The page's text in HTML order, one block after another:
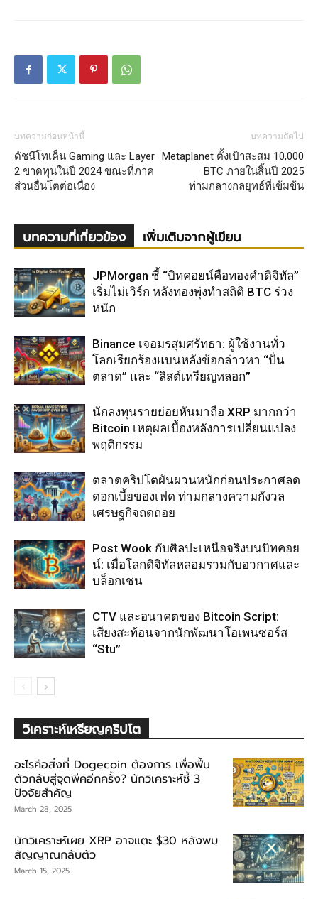
บทความก่อนหน้านี้
ดัชนีโทเค็น Gaming และ Layer
2 ขาดทุนในปี 2024 ขณะที่ภาค
ส่วนอื่นโตต่อเนื่อง
บทความถัดไป
Metaplanet ตั้งเป้าสะสม 10,000
BTC ภายในสิ้นปี 2025
ท่ามกลางกลยุทธ์ที่เข้มข้น
บทความที่เกี่ยวข้อง เพิ่มเติมจากผู้เขียน
JPMorgan ชี้ “บิทคอยน์คือทองคำดิจิทัล”
เริ่มไม่เวิร์ก หลังทองพุ่งทำสถิติ BTC ร่วง
หนัก
Binance เจอมรสุมศรัทธา: ผู้ใช้งานทั่ว
โลกเรียกร้องแบนหลังข้อกล่าวหา “ปั่น
ตลาด” และ “ลิสต์เหรียญหลอก”
นักลงทุนรายย่อยหันมาถือ XRP มากกว่า
Bitcoin เหตุผลเบื้องหลังการเปลี่ยนแปลง
พฤติกรรม
ตลาดคริปโตผันผวนหนักก่อนประกาศลด
ดอกเบี้ยของเฟด ท่ามกลางความกังวล
เศรษฐกิจถดถอย
Post Wook กับศิลปะเหนือจริงบนบิทคอย
น์: เมื่อโลกดิจิทัลหลอมรวมกับอวกาศและ
บล็อกเชน
CTV และอนาคตของ Bitcoin Script:
เสียงสะท้อนจากนักพัฒนาโอเพนซอร์ส
“Stu”
วิเคราะห์เหรียญคริปโต
อะไรคือสิ่งที่ Dogecoin ต้องการ เพื่อฟื้น
ตัวกลับสู่จุดพีคอีกครั้ง? นักวิเคราะห์ชี้ 3
ปัจจัยสำคัญ
March 28, 2025
นักวิเคราะห์เผย XRP อาจแตะ $30 หลังพบ
สัญญาณกลับตัว
March 15, 2025